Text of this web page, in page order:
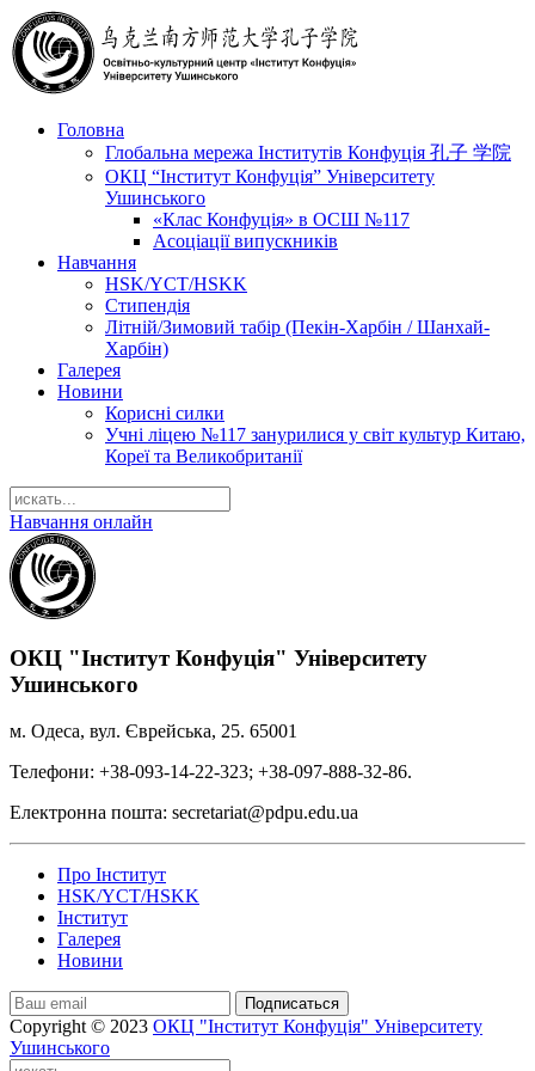
Головна
Глобальна мережа Інститутів Конфуція 孔子 学院
ОКЦ “Інститут Конфуція” Університету
Ушинського
«Клас Конфуція» в ОСШ №117
Асоціації випускників
Навчання
HSK/YCT/HSKK
Стипендія
Літній/Зимовий табір (Пекін-Харбін / Шанхай-
Харбін)
Галерея
Новини
Корисні силки
Учні ліцею №117 занурилися у світ культур Китаю,
Кореї та Великобританії
Навчання онлайн
ОКЦ "Інститут Конфуція" Університету
Ушинського
м. Одеса, вул. Єврейська, 25. 65001
Телефони: +38-093-14-22-323; +38-097-888-32-86.
Електронна пошта: secretariat@pdpu.edu.ua
Про Інститут
HSK/YCT/HSKK
Інститут
Галерея
Новини
Подписаться
Copyright © 2023 ОКЦ "Інститут Конфуція" Університету
Ушинського